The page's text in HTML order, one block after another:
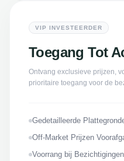
VIP INVESTEERDER
Toegang Tot
Ontvang exclusieve prijzen,
prioritaire toegang voor de
Gedetailleerde
Off-Market Prijzen
Voorrang bij Bezichtigingen